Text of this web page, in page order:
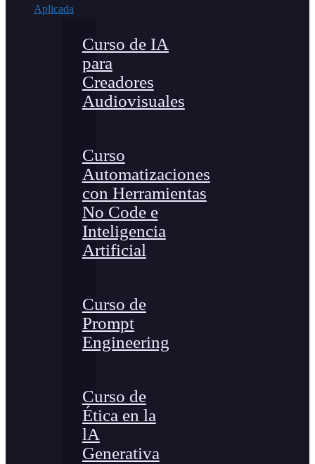
Aplicada
Curso de IA
para
Creadores
Audiovisuales
Curso
Automatizaciones
con Herramientas
No Code e
Inteligencia
Artificial
Curso de
Prompt
Engineering
Curso de
Ética en la
lA
Generativa